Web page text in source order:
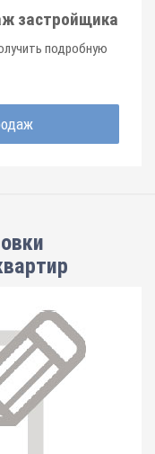
застройщика
подробную